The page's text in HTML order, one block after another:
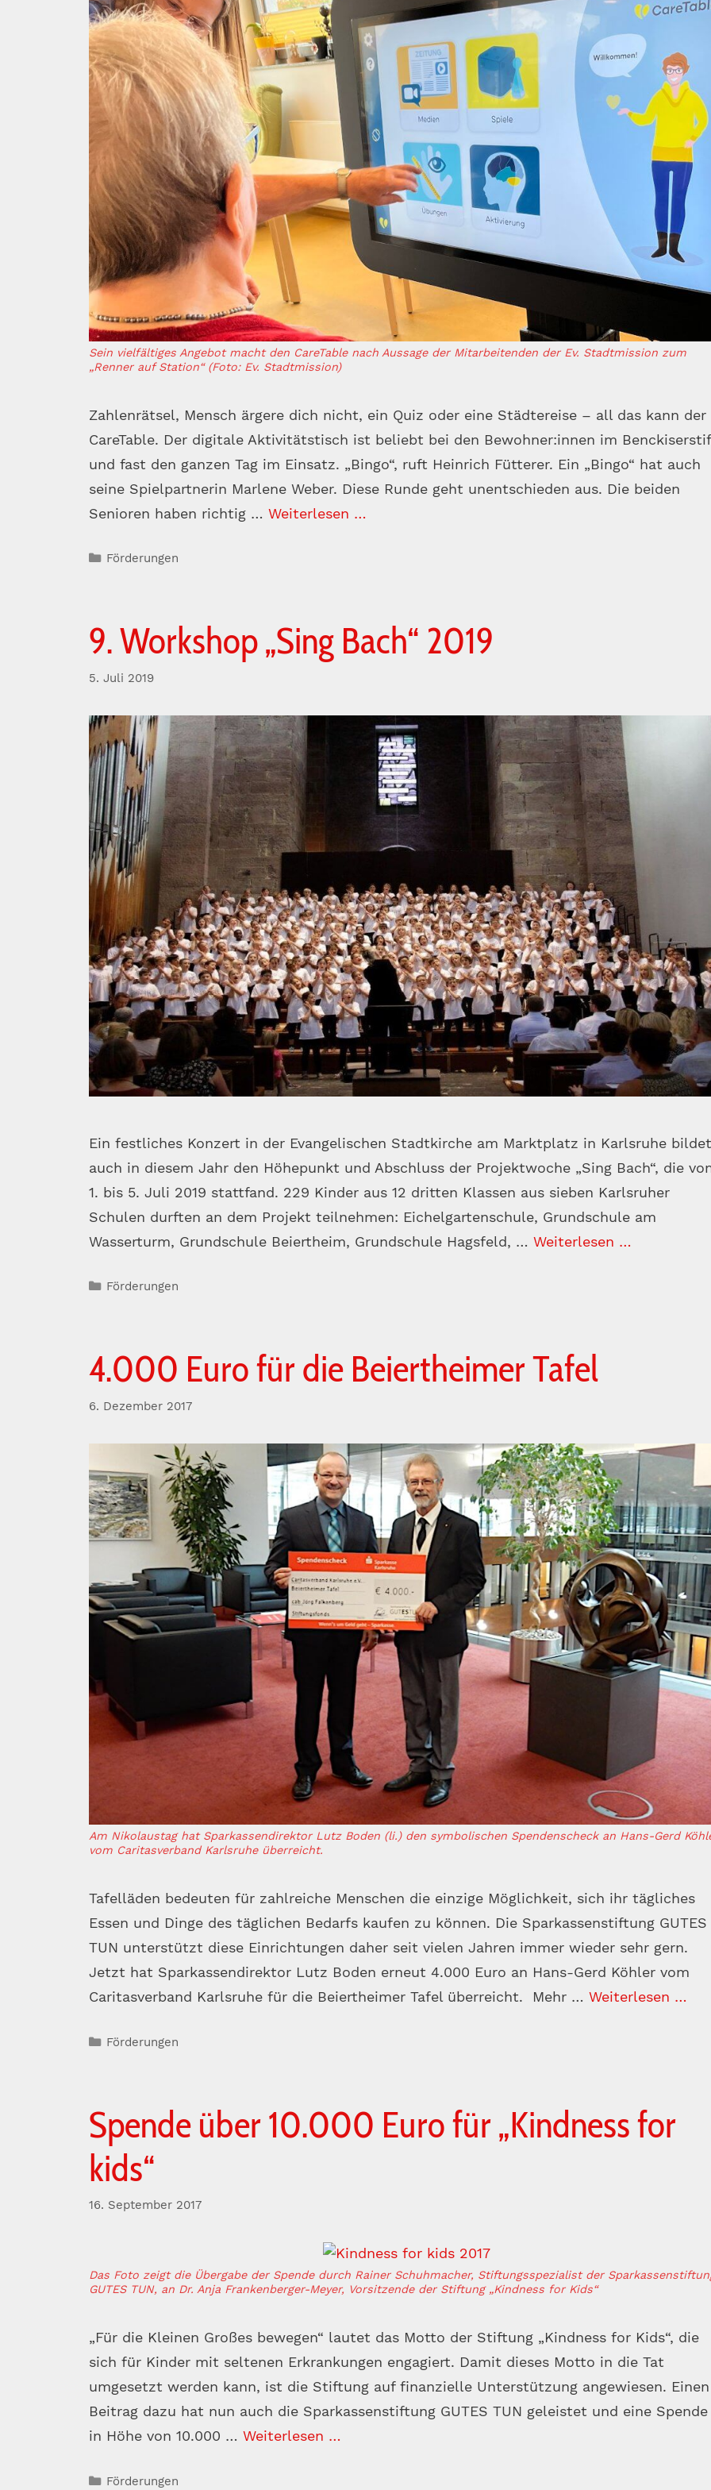
Sein vielfältiges Angebot macht den CareTable nach Aussage der Mitarbeitenden der Ev. Stadtmission zum
„Renner auf Station“ (Foto: Ev. Stadtmission)
Zahlenrätsel, Mensch ärgere dich nicht, ein Quiz oder eine Städtereise – all das kann der
CareTable. Der digitale Aktivitätstisch ist beliebt bei den Bewohner:innen im
und fast den ganzen Tag im Einsatz. „Bingo“, ruft Heinrich Fütterer. Ein „Bingo“ hat auch
seine Spielpartnerin Marlene Weber. Diese Runde geht unentschieden aus. Die beiden
Senioren haben richtig … Weiterlesen …
Kategorien
Förderungen
9. Workshop „Sing Bach“ 2019
5. Juli 2019
Ein festliches Konzert in der Evangelischen Stadtkirche am Marktplatz in Karlsruhe
auch in diesem Jahr den Höhepunkt und Abschluss der Projektwoche „Sing Bach“, die
1. bis 5. Juli 2019 stattfand. 229 Kinder aus 12 dritten Klassen aus sieben Karlsruher
Schulen durften an dem Projekt teilnehmen: Eichelgartenschule, Grundschule am
Wasserturm, Grundschule Beiertheim, Grundschule Hagsfeld, … Weiterlesen …
Kategorien
Förderungen
4.000 Euro für die Beiertheimer Tafel
6. Dezember 2017
Am Nikolaustag hat Sparkassendirektor Lutz Boden (li.) den symbolischen Spendenscheck an Hans-Gerd
vom Caritasverband Karlsruhe überreicht.
Tafelläden bedeuten für zahlreiche Menschen die einzige Möglichkeit, sich ihr tägliches
Essen und Dinge des täglichen Bedarfs kaufen zu können. Die Sparkassenstiftung GUTES
TUN unterstützt diese Einrichtungen daher seit vielen Jahren immer wieder sehr gern.
Jetzt hat Sparkassendirektor Lutz Boden erneut 4.000 Euro an Hans-Gerd Köhler vom
Caritasverband Karlsruhe für die Beiertheimer Tafel überreicht. Mehr … Weiterlesen …
Kategorien
Förderungen
Spende über 10.000 Euro für „Kindness for
kids“
16. September 2017
Das Foto zeigt die Übergabe der Spende durch Rainer Schuhmacher, Stiftungsspezialist der
GUTES TUN, an Dr. Anja Frankenberger-Meyer, Vorsitzende der Stiftung „Kindness for Kids“
„Für die Kleinen Großes bewegen“ lautet das Motto der Stiftung „Kindness for Kids“, die
sich für Kinder mit seltenen Erkrankungen engagiert. Damit dieses Motto in die Tat
umgesetzt werden kann, ist die Stiftung auf finanzielle Unterstützung angewiesen. Einen
Beitrag dazu hat nun auch die Sparkassenstiftung GUTES TUN geleistet und eine Spende
in Höhe von 10.000 … Weiterlesen …
Kategorien
Förderungen